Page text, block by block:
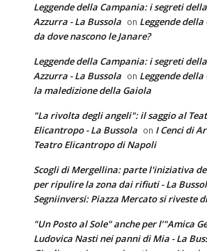
Leggende della Campania: i segreti
Azzurra - La Bussola on Leggende
da dove nascono le Janare?
Leggende della Campania: i segreti
Azzurra - La Bussola on Leggende
la maledizione della Gaiola
"La rivolta degli angeli": il saggio al
Elicantropo - La Bussola on I Cenci di
Teatro Elicantropo di Napoli
Scogli di Mergellina: parte l'iniziativa
per ripulire la zona dai rifiuti - La
Segniinversi: Piazza Mercato si riveste
"Un Posto al Sole" anche per l’"Amica
Ludovica Nasti nei panni di Mia - La